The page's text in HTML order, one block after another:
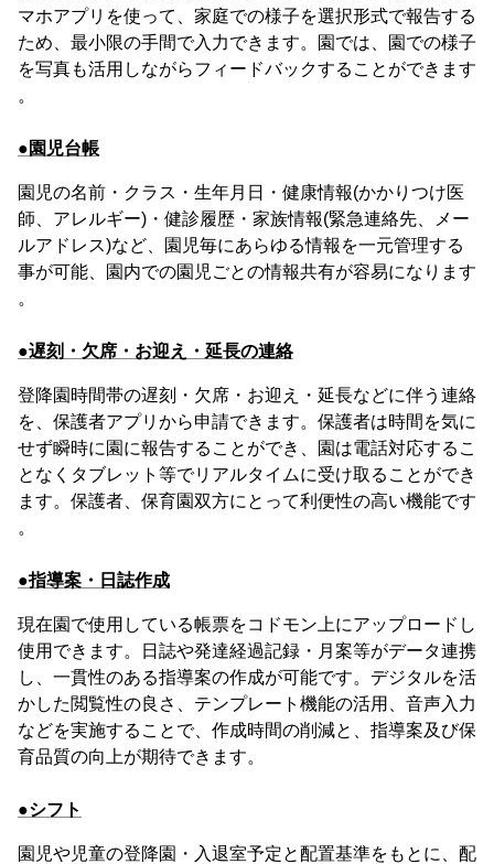
マホアプリを使って、家庭での様子を選択形式で報告する
ため、最小限の手間で入力できます。園では、園での様子
を写真も活用しながらフィードバックすることができます
。
●園児台帳
園児の名前・クラス・生年月日・健康情報(かかりつけ医
師、アレルギー)・健診履歴・家族情報(緊急連絡先、メー
ルアドレス)など、園児毎にあらゆる情報を一元管理する
事が可能、園内での園児ごとの情報共有が容易になります
。
●遅刻・欠席・お迎え・延長の連絡
登降園時間帯の遅刻・欠席・お迎え・延長などに伴う連絡
を、保護者アプリから申請できます。保護者は時間を気に
せず瞬時に園に報告することができ、園は電話対応するこ
となくタブレット等でリアルタイムに受け取ることができ
ます。保護者、保育園双方にとって利便性の高い機能です
。
●指導案・日誌作成
現在園で使用している帳票をコドモン上にアップロードし
使用できます。日誌や発達経過記録・月案等がデータ連携
し、一貫性のある指導案の作成が可能です。デジタルを活
かした閲覧性の良さ、テンプレート機能の活用、音声入力
などを実施することで、作成時間の削減と、指導案及び保
育品質の向上が期待できます。
●シフト
園児や児童の登降園・入退室予定と配置基準をもとに、配